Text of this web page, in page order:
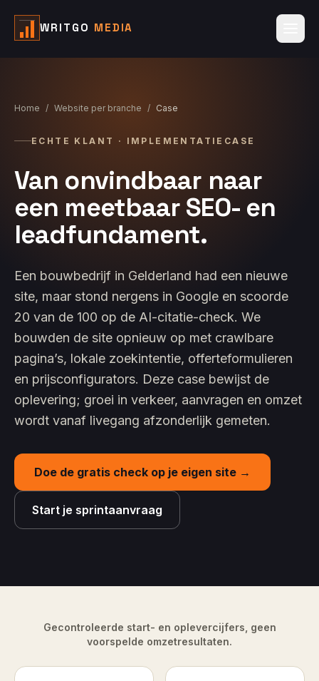
WRITGO MEDIA
Home / Website per branche / Case
ECHTE KLANT · IMPLEMENTATIECASE
Van onvindbaar naar
een meetbaar SEO- en
leadfundament.
Een bouwbedrijf in Gelderland had een nieuwe
site, maar stond nergens in Google en scoorde
20 van de 100 op de AI-citatie-check. We
bouwden de site opnieuw op met crawlbare
pagina’s, lokale zoekintentie, offerteformulieren
en prijsconfigurators. Deze case bewijst de
oplevering; groei in verkeer, aanvragen en omzet
wordt vanaf livegang afzonderlijk gemeten.
Doe de gratis check op je eigen site →
Start je sprintaanvraag
Gecontroleerde start- en oplevercijfers, geen
voorspelde omzetresultaten.